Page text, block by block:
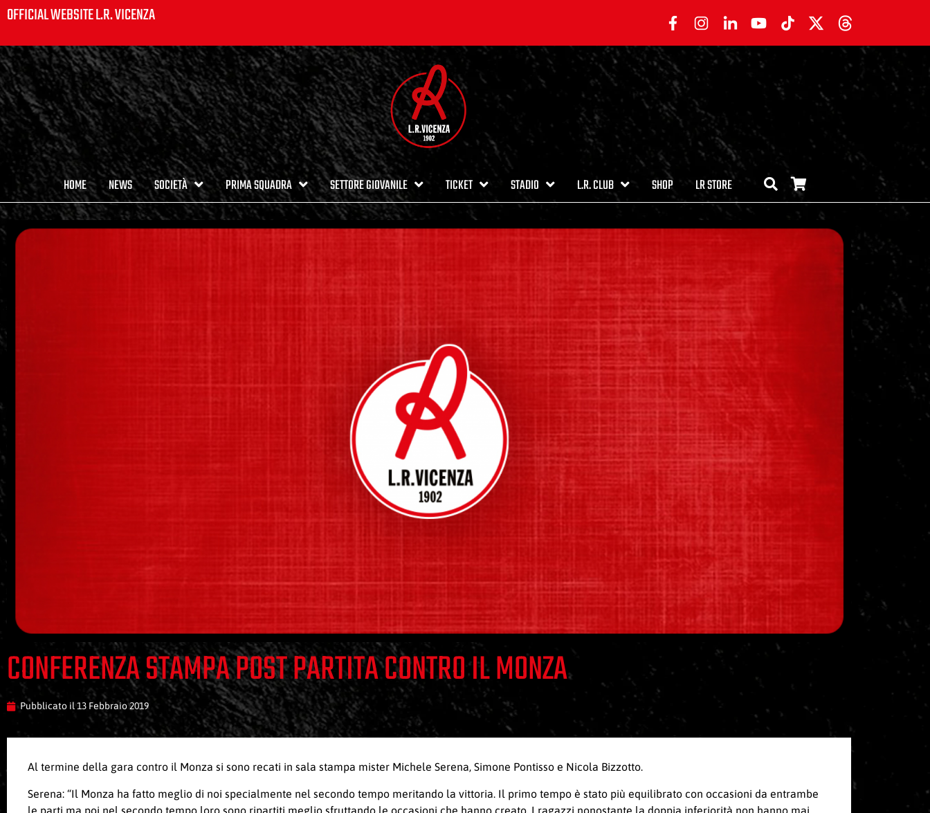
OFFICIAL WEBSITE L.R. VICENZA
HOME NEWS SOCIETÀ PRIMA SQUADRA SETTORE GIOVANILE TICKET STADIO L.R. CLUB SHOP LR STORE
CONFERENZA STAMPA POST PARTITA CONTRO IL MONZA
Pubblicato il13 Febbraio 2019
Al termine della gara contro il Monza si sono recati in sala stampa mister Michele Serena, Simone Pontisso e Nicola Bizzotto.
Serena: “Il Monza ha fatto meglio di noi specialmente nel secondo tempo meritando la vittoria. Il primo tempo è stato più equilibrato con occasioni da entrambe
le parti ma poi nel secondo tempo loro sono ripartiti meglio sfruttando le occasioni che hanno creato. I ragazzi nonostante la doppia inferiorità non hanno mai